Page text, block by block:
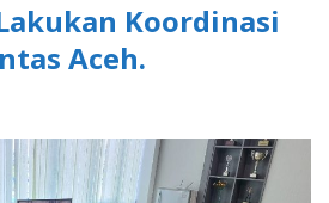
Koordinasi
Aceh.